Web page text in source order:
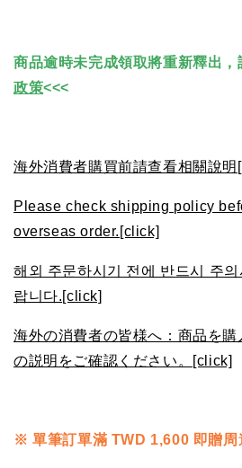
商品逾時未完成領取將重新釋出，
政策<<<
海外消費者購買前請查看相關說明
Please check shipping policy
overseas order.[click]
해외 주문하시기 전에 반드시 주
랍니다.[click]
海外の消費者の皆様へ：商品を
の説明をご確認ください。[click]
※ 單筆訂單滿 TWD 1,600 即贈